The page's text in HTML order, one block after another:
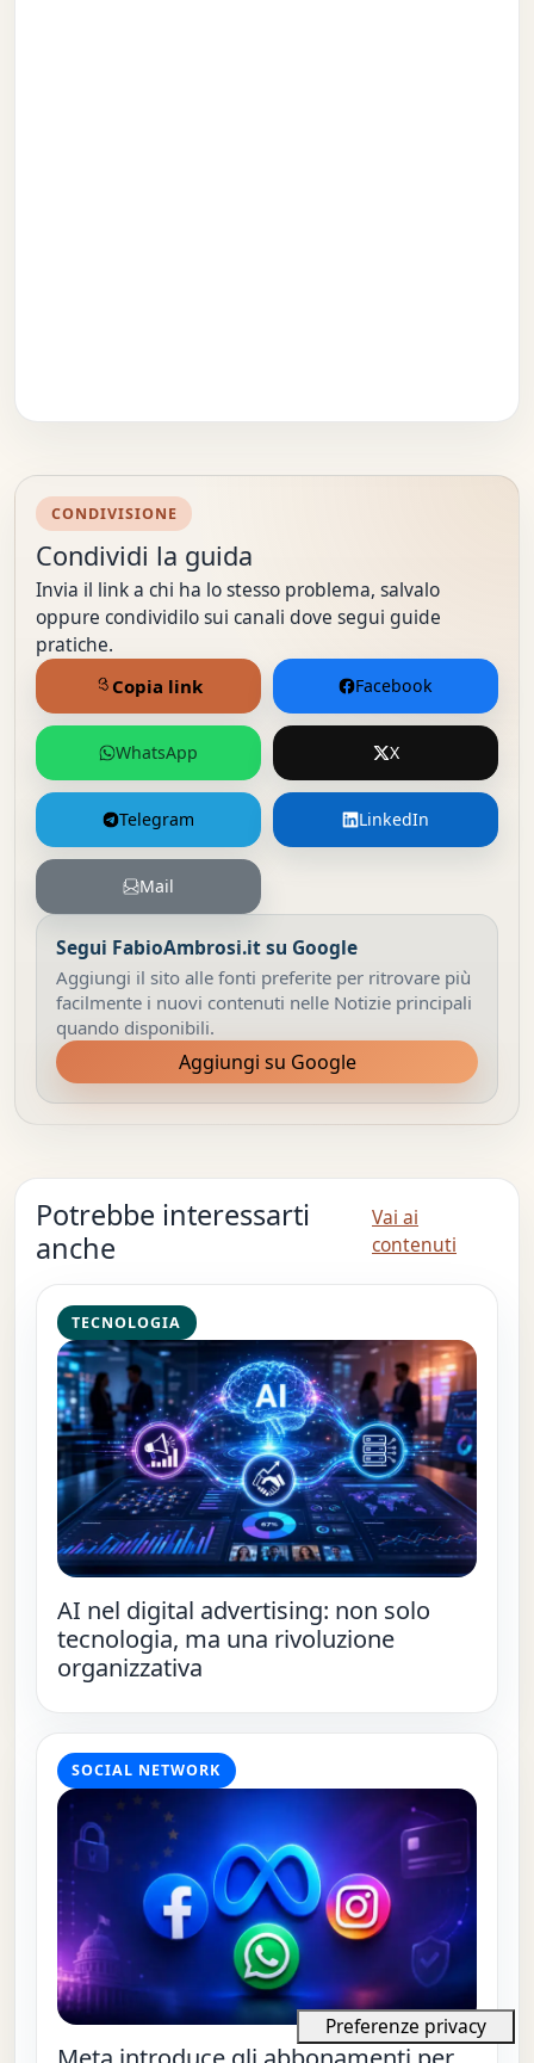
CONDIVISIONE
Condividi la guida
Invia il link a chi ha lo stesso problema, salvalo
oppure condividilo sui canali dove segui guide
pratiche.
Facebook
WhatsApp X
Telegram LinkedIn
Mail
Copia link
Segui FabioAmbrosi.it su Google
Aggiungi il sito alle fonti preferite per ritrovare più
facilmente i nuovi contenuti nelle Notizie principali
quando disponibili.
Aggiungi su Google
Potrebbe interessarti
anche
Vai ai
contenuti
TECNOLOGIA
AI nel digital advertising: non solo
tecnologia, ma una rivoluzione
organizzativa
SOCIAL NETWORK